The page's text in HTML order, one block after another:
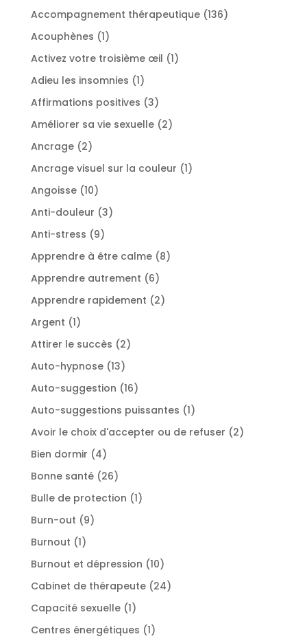
produit
Accompagnement thérapeutique 136136
Acouphènes 11
produit
Activez votre troisième œil 11
Adieu les insomnies 11
produit
Affirmations positives 33
produits
Améliorer sa vie sexuelle 22
Ancrage 22
produits
Ancrage visuel sur la couleur 11
Angoisse 1010
produits
Anti-douleur 33
Anti-stress 99
produits
Apprendre à être calme 88
Apprendre autrement 66
produits
Apprendre rapidement 22
Argent 11
produit
Attirer le succès 22
Auto-hypnose 1313
produits
Auto-suggestion 1616
produits
Auto-suggestions puissantes 11
produit
Avoir le choix d'accepter ou de refuser 22
Bien dormir 44
produits
Bonne santé 2626
produits
Bulle de protection 11
Burn-out 99
Burnout 11
produit
Burnout et dépression 1010
produits
Cabinet de thérapeute 2424
Capacité sexuelle 11
produit
Centres énergétiques 11